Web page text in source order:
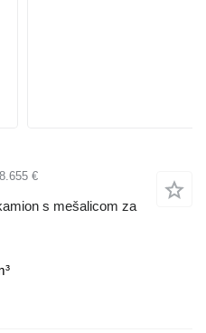
€
s mešalicom za